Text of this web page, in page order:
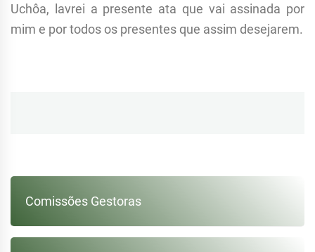
Uchôa, lavrei a presente ata que vai assinada por
mim e por todos os presentes que assim desejarem.
Post
Comissões Gestoras